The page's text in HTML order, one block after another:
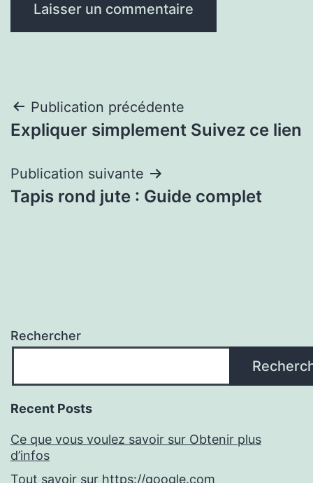
Navigation
de
l’article
Publication précédente
Expliquer simplement Suivez ce lien
Publication suivante
Tapis rond jute : Guide complet
Rechercher
Recent Posts
Ce que vous voulez savoir sur Obtenir plus
d’infos
Tout savoir sur https://google.com